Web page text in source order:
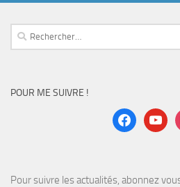
Rechercher :
POUR ME SUIVRE !
facebookyoutube
Pour suivre les actualités, abonnez